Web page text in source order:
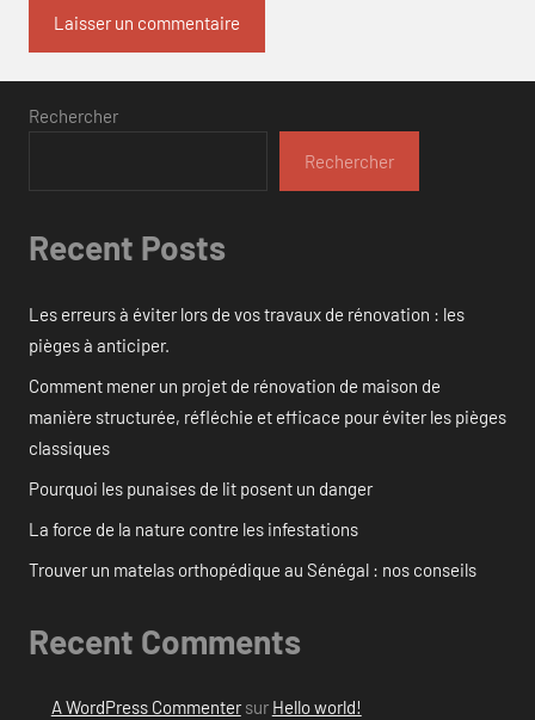
Rechercher
Rechercher
Recent Posts
Les erreurs à éviter lors de vos travaux de rénovation : les
pièges à anticiper.
Comment mener un projet de rénovation de maison de
manière structurée, réfléchie et efficace pour éviter les pièges
classiques
Pourquoi les punaises de lit posent un danger
La force de la nature contre les infestations
Trouver un matelas orthopédique au Sénégal : nos conseils
Recent Comments
A WordPress Commentersur Hello world!